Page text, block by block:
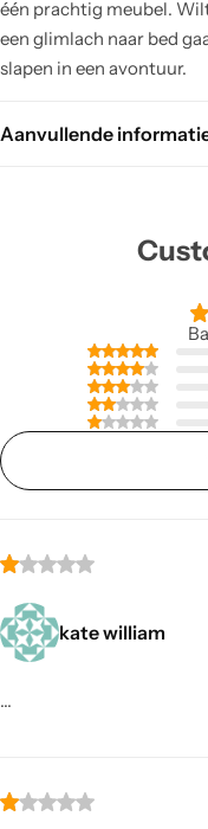
één prachtig meubel.
een glimlach naar bed
slapen in een avontuur.
Aanvullende
kate william
…